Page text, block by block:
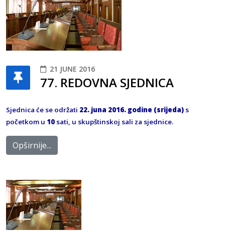
21 JUNE 2016
77. REDOVNA SJEDNICA
Sjednica će se održati 22. juna 2016. godine (srijeda) s
početkom u 10 sati, u skupštinskoj sali za sjednice.
Opširnije...